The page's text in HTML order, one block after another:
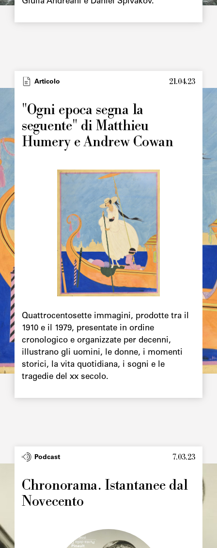
Giulia Andreani e Daniel Spivakov.
TypeArticolo 21.04.23
"Ogni epoca segna la
seguente" di Matthieu
Humery e Andrew Cowan
Quattrocentosette immagini, prodotte tra il
1910 e il 1979, presentate in ordine
cronologico e organizzate per decenni,
illustrano gli uomini, le donne, i momenti
storici, la vita quotidiana, i sogni e le
tragedie del xx secolo.
TypePodcast 7.03.23
Chronorama. Istantanee dal
Novecento
principale